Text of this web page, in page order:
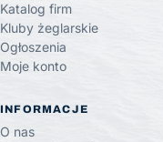
Katalog firm
Kluby żeglarskie
Ogłoszenia
Moje konto
INFORMACJE
O nas